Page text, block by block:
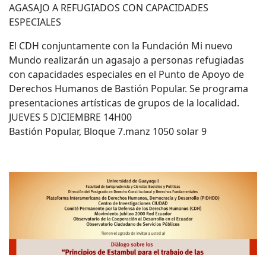
AGASAJO A REFUGIADOS CON CAPACIDADES
ESPECIALES
El CDH conjuntamente con la Fundación Mi nuevo
Mundo realizarán un agasajo a personas refugiadas
con capacidades especiales en el Punto de Apoyo de
Derechos Humanos de Bastión Popular. Se programa
presentaciones artísticas de grupos de la localidad.
JUEVES 5 DICIEMBRE 14H00
Bastión Popular, Bloque 7.manz 1050 solar 9